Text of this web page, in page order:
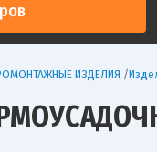
ИЗДЕЛИЯ /